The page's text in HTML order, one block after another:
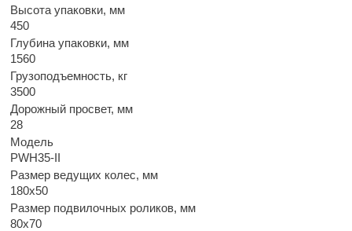
Высота упаковки, мм
450
Глубина упаковки, мм
1560
Грузоподъемность, кг
3500
Дорожный просвет, мм
28
Модель
PWH35-II
Размер ведущих колес, мм
180х50
Размер подвилочных роликов, мм
80х70